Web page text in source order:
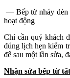
— Bếp từ nháy đèn
hoạt động
Chỉ cần quý khách
đúng lịch hẹn kiểm
để sau một lần sửa,
Nhận sửa bếp từ